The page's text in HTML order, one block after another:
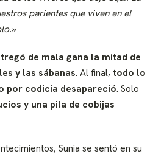
parientes que viven en el
de mala gana la mitad de
y las sábanas. Al final, todo lo
por codicia desapareció. Solo
y una pila de cobijas
Sunia se sentó en su